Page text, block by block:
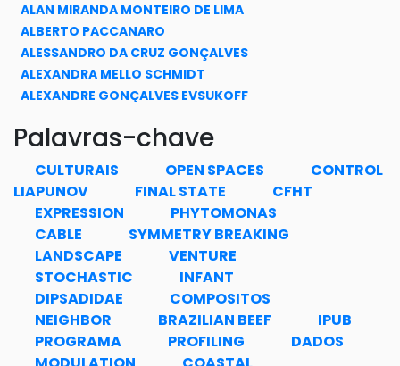
ALAN MIRANDA MONTEIRO DE LIMA
ALBERTO PACCANARO
ALESSANDRO DA CRUZ GONÇALVES
ALEXANDRA MELLO SCHMIDT
ALEXANDRE GONÇALVES EVSUKOFF
ALEXANDRE DE ALMEIDA FARIA
Palavras-chave
CULTURAIS OPEN SPACES
CONTROL
LIAPUNOV
FINAL STATE
CFHT
EXPRESSION
PHYTOMONAS
CABLE
SYMMETRY BREAKING
LANDSCAPE
VENTURE
STOCHASTIC
INFANT
DIPSADIDAE
COMPOSITOS
NEIGHBOR
BRAZILIAN BEEF
IPUB
PROGRAMA
PROFILING
DADOS